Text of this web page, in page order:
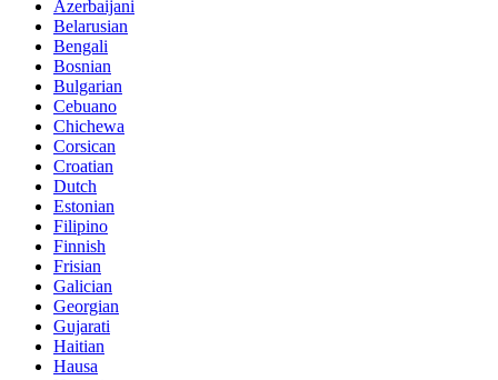
Azerbaijani
Belarusian
Bengali
Bosnian
Bulgarian
Cebuano
Chichewa
Corsican
Croatian
Dutch
Estonian
Filipino
Finnish
Frisian
Galician
Georgian
Gujarati
Haitian
Hausa